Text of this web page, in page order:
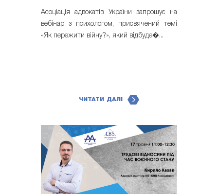
Асоціація адвокатів України запрошує на
вебінар з психологом, присвячений темі
«Як пережити війну?», який відбуде�...
ЧИТАТИ ДАЛІ